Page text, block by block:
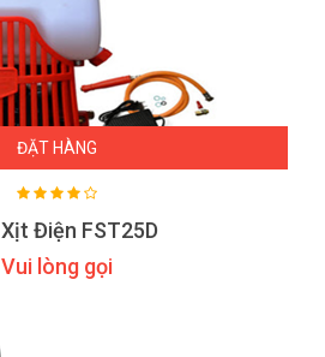
ĐẶT HÀNG
Điện FST25D
Vui lòng gọi